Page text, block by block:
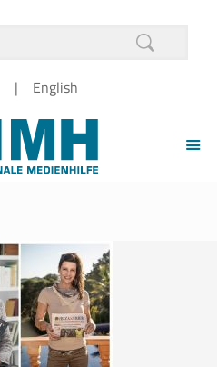
English